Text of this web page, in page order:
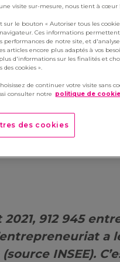
en
des
912 945
a
INSEE).
visite sur-mesure, nous tient à cœur !
sur le bouton « Autoriser tous les
Ces informations
performances de notre site, et
articles encore plus adaptés à vos
d'informations sur les finalités et
des cookies ».
de continuer votre visite sans
consulter notre politique de
des cookies